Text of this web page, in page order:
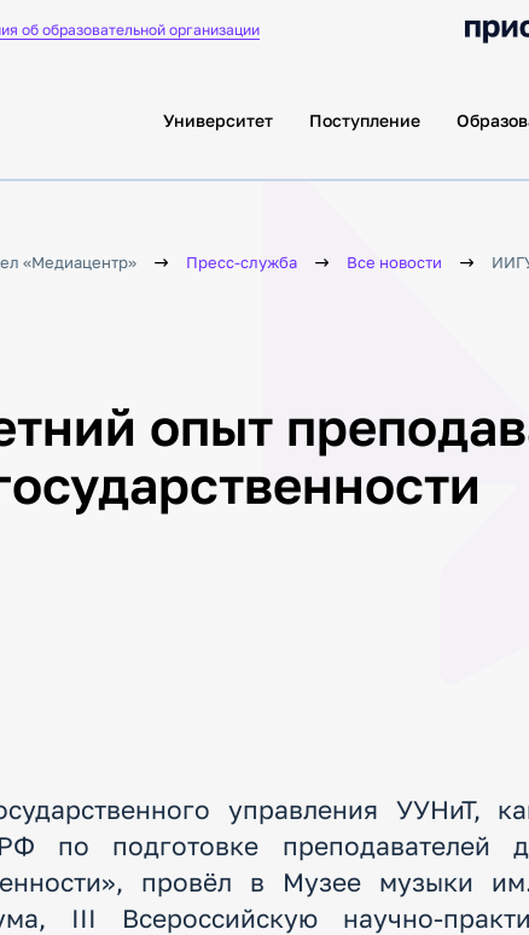
об образовательной организации
Университет Поступление
«Медиацентр» Пресс-служба Все новости
опыт
управления УУНиТ,
по подготовке преподавателей
провёл в Музее музыки
III Всероссийскую научно-